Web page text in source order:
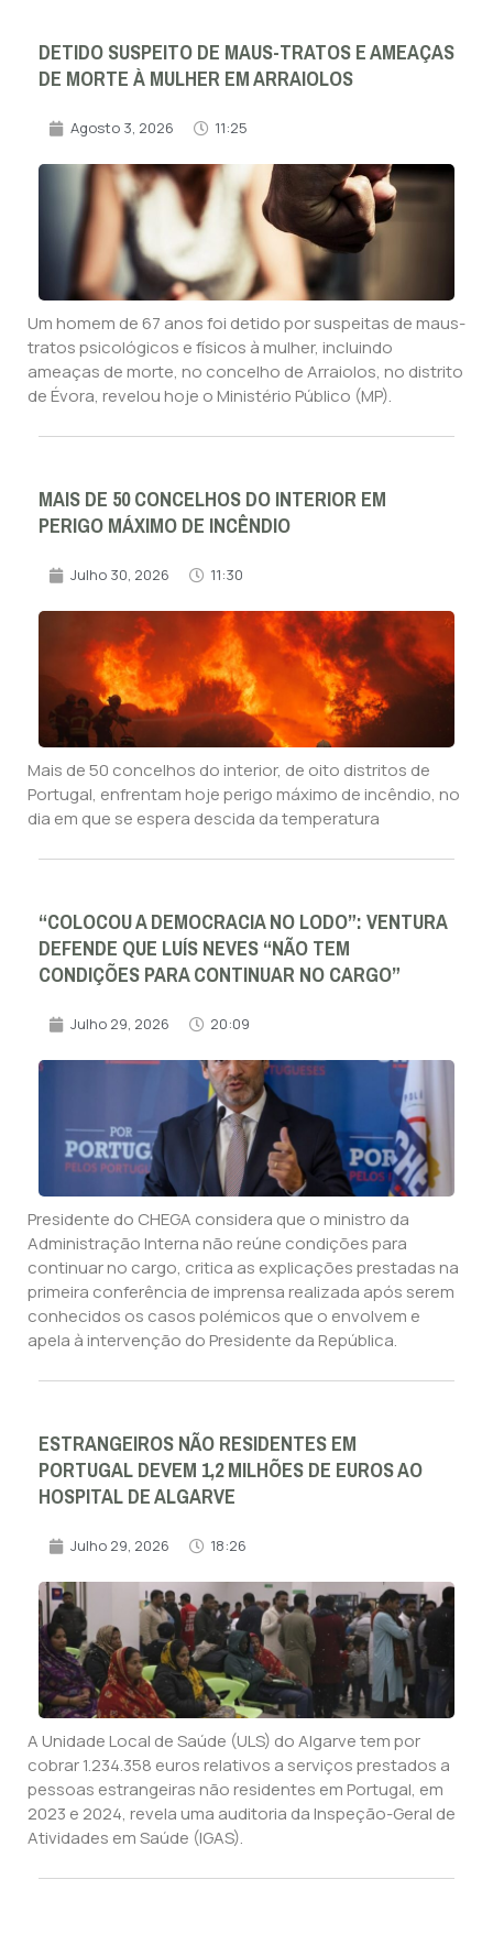
DETIDO SUSPEITO DE MAUS-TRATOS E AMEAÇAS
DE MORTE À MULHER EM ARRAIOLOS
Agosto 3, 2026 11:25
Um homem de 67 anos foi detido por suspeitas de maus-
tratos psicológicos e físicos à mulher, incluindo
ameaças de morte, no concelho de Arraiolos, no distrito
de Évora, revelou hoje o Ministério Público (MP).
MAIS DE 50 CONCELHOS DO INTERIOR EM
PERIGO MÁXIMO DE INCÊNDIO
Julho 30, 2026 11:30
Mais de 50 concelhos do interior, de oito distritos de
Portugal, enfrentam hoje perigo máximo de incêndio, no
dia em que se espera descida da temperatura
“COLOCOU A DEMOCRACIA NO LODO”: VENTURA
DEFENDE QUE LUÍS NEVES “NÃO TEM
CONDIÇÕES PARA CONTINUAR NO CARGO”
Julho 29, 2026 20:09
Presidente do CHEGA considera que o ministro da
Administração Interna não reúne condições para
continuar no cargo, critica as explicações prestadas na
primeira conferência de imprensa realizada após serem
conhecidos os casos polémicos que o envolvem e
apela à intervenção do Presidente da República.
ESTRANGEIROS NÃO RESIDENTES EM
PORTUGAL DEVEM 1,2 MILHÕES DE EUROS AO
HOSPITAL DE ALGARVE
Julho 29, 2026 18:26
A Unidade Local de Saúde (ULS) do Algarve tem por
cobrar 1.234.358 euros relativos a serviços prestados a
pessoas estrangeiras não residentes em Portugal, em
2023 e 2024, revela uma auditoria da Inspeção-Geral de
Atividades em Saúde (IGAS).